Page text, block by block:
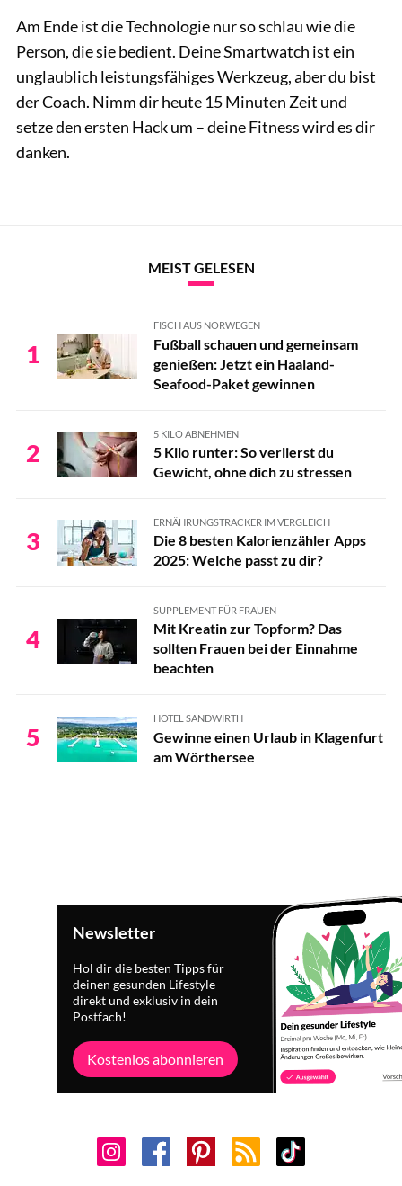
Am Ende ist die Technologie nur so schlau wie die
Person, die sie bedient. Deine Smartwatch ist ein
unglaublich leistungsfähiges Werkzeug, aber du bist
der Coach. Nimm dir heute 15 Minuten Zeit und
setze den ersten Hack um – deine Fitness wird es dir
danken.
MEIST GELESEN
1
FISCH AUS NORWEGEN
Fußball schauen und gemeinsam
genießen: Jetzt ein Haaland-
Seafood-Paket gewinnen
2
5 KILO ABNEHMEN
5 Kilo runter: So verlierst du
Gewicht, ohne dich zu stressen
3
ERNÄHRUNGSTRACKER IM VERGLEICH
Die 8 besten Kalorienzähler Apps
2025: Welche passt zu dir?
4
SUPPLEMENT FÜR FRAUEN
Mit Kreatin zur Topform? Das
sollten Frauen bei der Einnahme
beachten
5
HOTEL SANDWIRTH
Gewinne einen Urlaub in Klagenfurt
am Wörthersee
Newsletter
Hol dir die besten Tipps für
deinen gesunden Lifestyle –
direkt und exklusiv in dein
Postfach!
Kostenlos abonnieren